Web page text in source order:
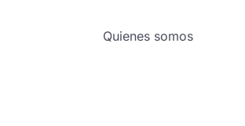
Quienes somos